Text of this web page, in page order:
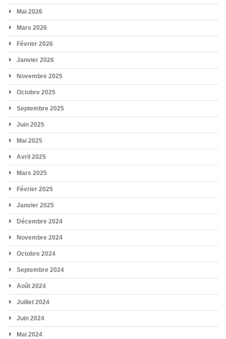
Mai 2026
Mars 2026
Février 2026
Janvier 2026
Novembre 2025
Octobre 2025
Septembre 2025
Juin 2025
Mai 2025
Avril 2025
Mars 2025
Février 2025
Janvier 2025
Décembre 2024
Novembre 2024
Octobre 2024
Septembre 2024
Août 2024
Juillet 2024
Juin 2024
Mai 2024